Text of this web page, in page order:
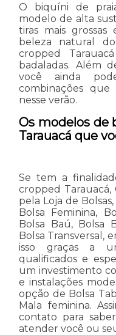
O biquíni de
modelo de alta
tiras mais
beleza natural
cropped
badaladas. Além
você ainda
combinações que
nesse verão.
Os modelos de
Tarauacá que
Se tem a
cropped Tarauacá,
pela Loja de
Bolsa Feminina,
Bolsa Baú, Bolsa
Bolsa Transversal,
isso graças a
qualificados e
um investimento
e instalações
opção de Bolsa
Mala feminina.
contato para
atender você ou